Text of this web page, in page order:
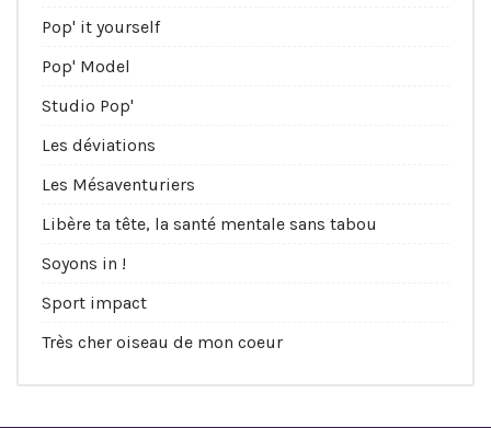
Pop' it yourself
Pop' Model
Studio Pop'
Les déviations
Les Mésaventuriers
Libère ta tête, la santé mentale sans tabou
Soyons in !
Sport impact
Très cher oiseau de mon coeur